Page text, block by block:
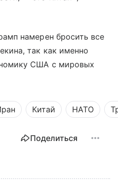
намерен бросить все
так как именно
США с мировых
Китай НАТО
Поделиться